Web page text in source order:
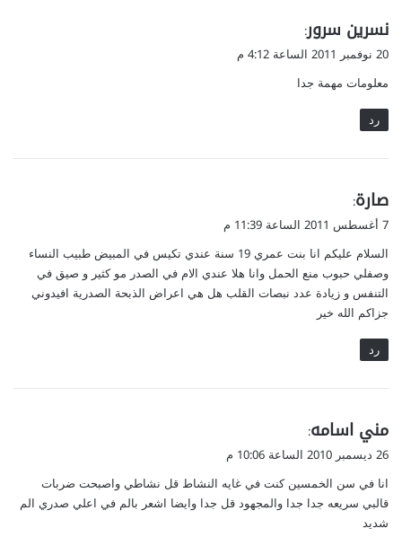
ي
ق
ل
نسرين سرور:
20 نوفمبر 2011 الساعة 4:12 م
معلومات مهمة جدا
رد
ي
ق
ل
صارة:
7 أغسطس 2011 الساعة 11:39 م
السلام عليكم انا بنت عمري 19 سنة عندي تكيس في المبيض طبيب النساء
وصفلي حبوب منع الحمل وانا هلا عندي الام في الصدر مو كثير و صيق في
التنفس و زيادة عدد نبصات القلب هل هي اعراض الذبحة الصدرية افيدوني
جزاكم الله خير
رد
ي
ق
ل
مني اسامه:
26 ديسمبر 2010 الساعة 10:06 م
انا في سن الخمسين كنت في غايه النشاط قل نشاطي واصبحت ضربات
قالبي سريعه جدا جدا والمجهود قل جدا وايضا اشعر بالم في اعلي صدري الم
شديد